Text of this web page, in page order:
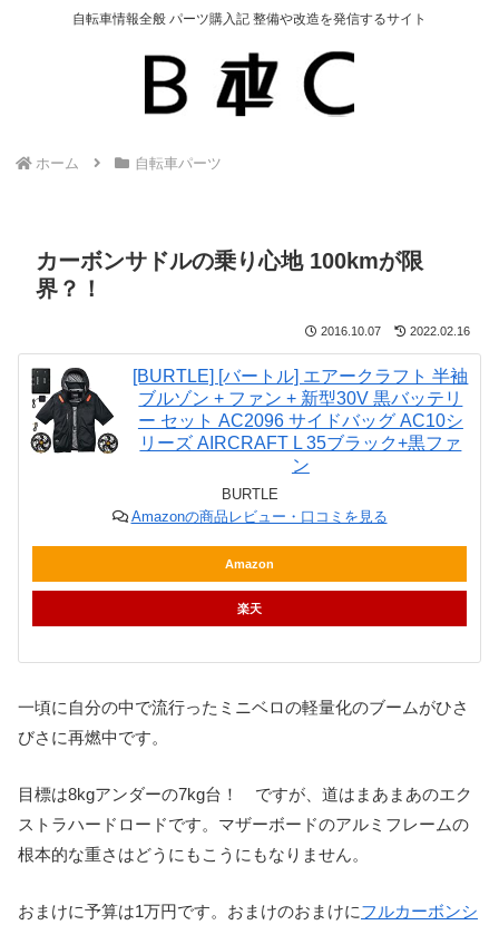
自転車情報全般 パーツ購入記 整備や改造を発信するサイト
ホーム 自転車パーツ
カーボンサドルの乗り心地 100kmが限
界？！
2016.10.07 2022.02.16
[BURTLE] [バートル] エアークラフト 半袖
ブルゾン + ファン + 新型30V 黒バッテリ
ー セット AC2096 サイドバッグ AC10シ
リーズ AIRCRAFT L 35ブラック+黒ファ
ン
BURTLE
Amazonの商品レビュー・口コミを見る
Amazon
楽天
一頃に自分の中で流行ったミニベロの軽量化のブームがひさ
びさに再燃中です。
目標は8kgアンダーの7kg台！ ですが、道はまあまあのエク
ストラハードロードです。マザーボードのアルミフレームの
根本的な重さはどうにもこうにもなりません。
おまけに予算は1万円です。おまけのおまけにフルカーボンシ